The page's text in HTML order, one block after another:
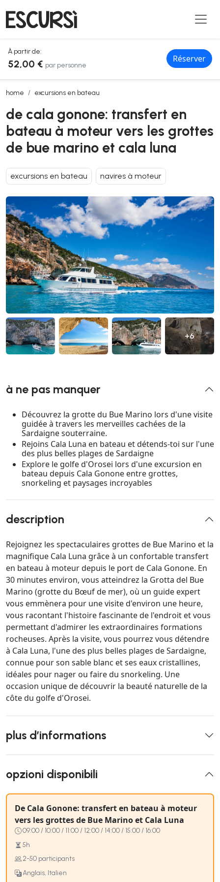
À partir de:
52,00 € par personne
Réserver
home excursions en bateau
de cala gonone: transfert en bateau à moteur vers les grottes de
de cala gonone: transfert en
bateau à moteur vers les grottes
de bue marino et cala luna
excursions en bateau navires à moteur
+6
à ne pas manquer
Découvrez la grotte du Bue Marino lors d'une visite
guidée à travers les merveilles cachées de la
Sardaigne souterraine.
Rejoins Cala Luna en bateau et détends-toi sur l'une
des plus belles plages de Sardaigne
Explore le golfe d'Orosei lors d'une excursion en
bateau depuis Cala Gonone entre grottes,
snorkeling et paysages incroyables
description
Rejoignez les spectaculaires grottes de Bue Marino et la
magnifique Cala Luna grâce à un confortable transfert
en bateau à moteur depuis le port de Cala Gonone. En
30 minutes environ, vous atteindrez la Grotta del Bue
Marino (grotte du Bœuf de mer), où un guide expert
vous emmènera pour une visite d'environ une heure,
vous racontant l'histoire fascinante de l'endroit et vous
permettant d'admirer les extraordinaires formations
rocheuses. Après la visite, vous pourrez vous détendre
à Cala Luna, l'une des plus belles plages de Sardaigne,
connue pour son sable blanc et ses eaux cristallines,
idéales pour nager ou faire du snorkeling. Une
occasion unique de découvrir la beauté naturelle de la
côte du golfe d'Orosei.
plus d’informations
opzioni disponibili
De Cala Gonone: transfert en bateau à moteur
vers les grottes de Bue Marino et Cala Luna
09:00 / 10:00 / 11:00 / 12:00 / 14:00 / 15:00 / 16:00
5h
2-50 participants
Anglais, Italien